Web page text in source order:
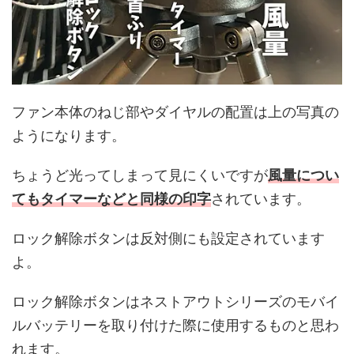
ファン本体のねじ部やダイヤルの配置は上の写真の
ようになります。
ちょうど光ってしまって見にくいですが風量につい
てもタイマーなどと同様の印字されています。
ロック解除ボタンは反対側にも設定されています
よ。
ロック解除ボタンはネストアウトシリーズのモバイ
ルバッテリーを取り付けた際に使用するものと思わ
れます。